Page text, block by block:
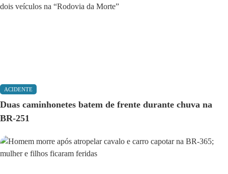
ACIDENTE
Duas caminhonetes batem de frente durante chuva na
BR-251